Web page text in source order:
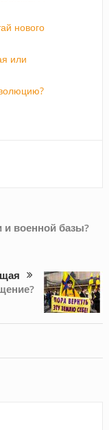
нового
или
и военной базы?